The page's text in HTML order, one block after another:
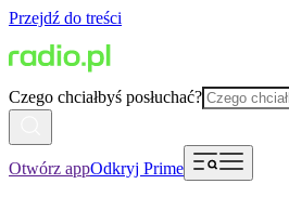
Przejdź do treści
Czego chciałbyś posłuchać?
Otwórz appOdkryj Prime